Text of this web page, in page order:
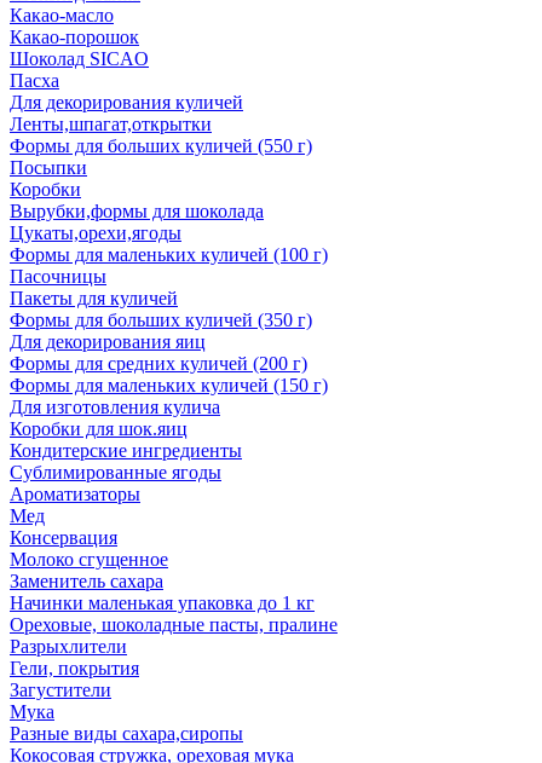
Какао-масло
Какао-порошок
Шоколад SICAO
Пасха
Для декорирования куличей
Ленты,шпагат,открытки
Формы для больших куличей (550 г)
Посыпки
Коробки
Вырубки,формы для шоколада
Цукаты,орехи,ягоды
Формы для маленьких куличей (100 г)
Пасочницы
Пакеты для куличей
Формы для больших куличей (350 г)
Для декорирования яиц
Формы для средних куличей (200 г)
Формы для маленьких куличей (150 г)
Для изготовления кулича
Коробки для шок.яиц
Кондитерские ингредиенты
Сублимированные ягоды
Ароматизаторы
Мед
Консервация
Молоко сгущенное
Заменитель сахара
Начинки маленькая упаковка до 1 кг
Ореховые, шоколадные пасты, пралине
Разрыхлители
Гели, покрытия
Загустители
Мука
Разные виды сахара,сиропы
Кокосовая стружка, ореховая мука